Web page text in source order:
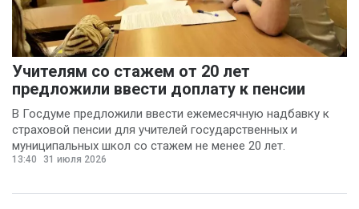
Учителям со стажем от 20 лет
предложили ввести доплату к пенсии
В Госдуме предложили ввести ежемесячную надбавку к
страховой пенсии для учителей государственных и
муниципальных школ со стажем не менее 20 лет.
13:40 31 июля 2026